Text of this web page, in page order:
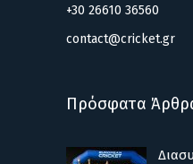
+30 26610 36560
contact@cricket.gr
Πρόσφατα